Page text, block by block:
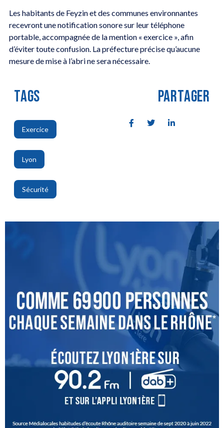
Les habitants de Feyzin et des communes environnantes
recevront une notification sonore sur leur téléphone
portable, accompagnée de la mention « exercice », afin
d’éviter toute confusion. La préfecture précise qu’aucune
mesure de mise à l’abri ne sera nécessaire.
TAGS
Exercice
,
Lyon
,
Sécurité
PARTAGER